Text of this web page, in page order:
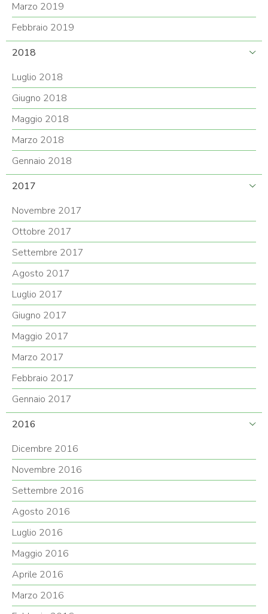
Marzo 2019
Febbraio 2019
2018
Luglio 2018
Giugno 2018
Maggio 2018
Marzo 2018
Gennaio 2018
2017
Novembre 2017
Ottobre 2017
Settembre 2017
Agosto 2017
Luglio 2017
Giugno 2017
Maggio 2017
Marzo 2017
Febbraio 2017
Gennaio 2017
2016
Dicembre 2016
Novembre 2016
Settembre 2016
Agosto 2016
Luglio 2016
Maggio 2016
Aprile 2016
Marzo 2016